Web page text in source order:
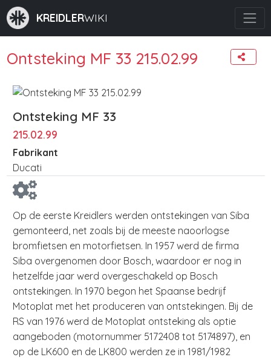
KREIDLERWIKI
Ontsteking MF 33 215.02.99
Ontsteking MF 33
215.02.99
Fabrikant
Ducati
Op de eerste Kreidlers werden ontstekingen van Siba
gemonteerd, net zoals bij de meeste naoorlogse
bromfietsen en motorfietsen. In 1957 werd de firma
Siba overgenomen door Bosch, waardoor er nog in
hetzelfde jaar werd overgeschakeld op Bosch
ontstekingen. In 1970 begon het Spaanse bedrijf
Motoplat met het produceren van ontstekingen. Bij de
RS van 1976 werd de Motoplat ontsteking als optie
aangeboden (motornummer 5172408 tot 5174897), en
op de LK600 en de LK800 werden ze in 1981/1982